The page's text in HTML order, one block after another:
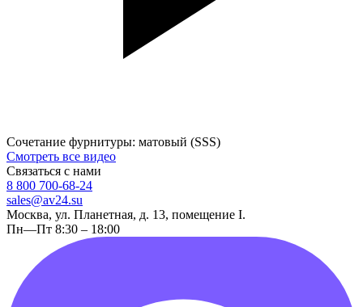
Сочетание фурнитуры: матовый (SSS)
Смотреть все видео
Связаться с нами
8 800 700-68-24
sales@av24.su
Москва, ул. Планетная, д. 13, помещение I.
Пн—Пт 8:30 – 18:00